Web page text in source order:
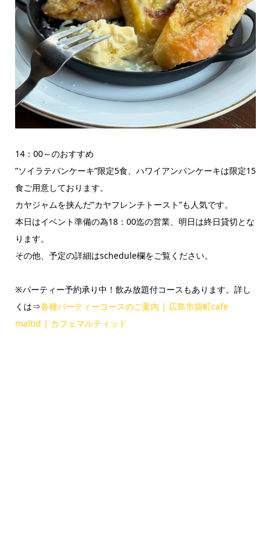
14：00～のおすすめ
”ソイラテパンケーキ”限定5食、ハワイアンパンケーキは限定15
食ご用意しております。
カヤジャムを挟んだ”カヤフレンチトースト”も人気です。
本日はイベント準備の為18：00迄の営業、明日は終日貸切とな
ります。
その他、予定の詳細はschedule欄をご覧ください。
※パーティー予約承り中！飲み放題付コースもあります。詳し
くは⇒各種パーティーコースのご案内 | 広島市袋町cafe
maltid | カフェマルティッド